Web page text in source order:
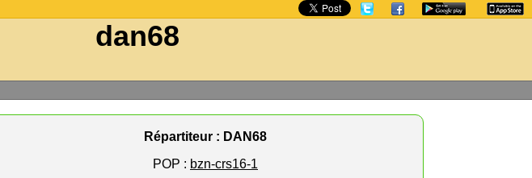
dan68
Répartiteur : DAN68
POP : bzn-crs16-1